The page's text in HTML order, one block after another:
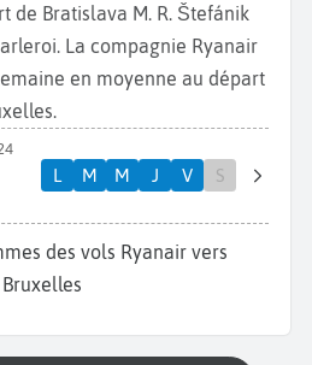
de Bratislava M. R. Štefánik
La compagnie Ryanair
en moyenne au départ
L M M J V S
Bruxelles